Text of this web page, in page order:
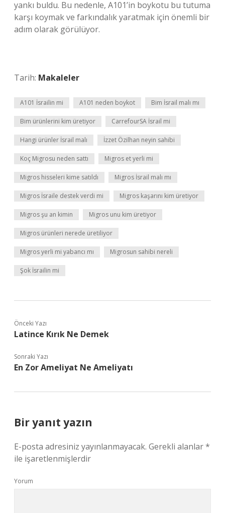
yankı buldu. Bu nedenle, A101’in boykotu bu tutuma
karşı koymak ve farkındalık yaratmak için önemli bir
adım olarak görülüyor.
Tarih: Makaleler
A101 İsrailin mi A101 neden boykot Bim İsrail malı mı
Bim ürünlerini kim üretiyor CarrefourSA İsrail mi
Hangi ürünler İsrail malı İzzet Özilhan neyin sahibi
Koç Migrosu neden sattı Migros et yerli mi
Migros hisseleri kime satıldı Migros İsrail malı mı
Migros İsraile destek verdi mi Migros kaşarını kim üretiyor
Migros şu an kimin Migros unu kim üretiyor
Migros ürünleri nerede üretiliyor
Migros yerli mi yabancı mı Migrosun sahibi nereli
Şok İsrailin mi
Önceki Yazı
Latince Kırık Ne Demek
Sonraki Yazı
En Zor Ameliyat Ne Ameliyatı
Bir yanıt yazın
E-posta adresiniz yayınlanmayacak. Gerekli alanlar*
ile işaretlenmişlerdir
Yorum